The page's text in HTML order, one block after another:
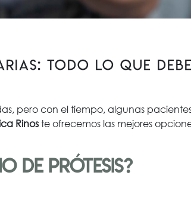
Todo lo que
pero con el tiempo, algunas
Rinoste ofrecemos las mejores
de prótesis?